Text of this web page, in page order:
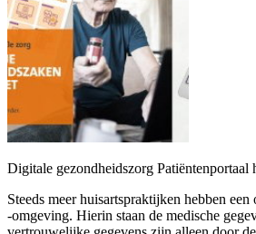
Digitale gezondheidszorg Patiëntenportaal
Steeds meer huisartspraktijken hebben
-omgeving. Hierin staan de medische